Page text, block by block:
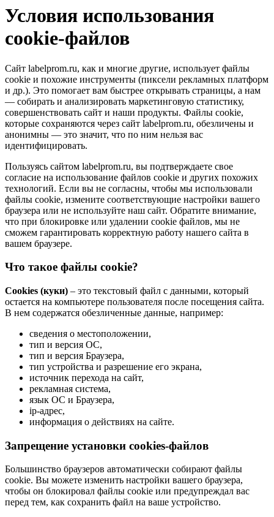
Условия использования
cookie-файлов
Сайт labelprom.ru, как и многие другие, использует файлы
cookie и похожие инструменты (пиксели рекламных платформ
и др.). Это помогает вам быстрее открывать страницы, а нам
— собирать и анализировать маркетинговую статистику,
совершенствовать сайт и наши продукты. Файлы сookie,
которые сохраняются через сайт labelprom.ru, обезличены и
анонимны — это значит, что по ним нельзя вас
идентифицировать.
Пользуясь сайтом labelprom.ru, вы подтверждаете свое
согласие на использование файлов cookie и других похожих
технологий. Если вы не согласны, чтобы мы использовали
файлы cookie, измените соответствующие настройки вашего
браузера или не используйте наш сайт. Обратите внимание,
что при блокировке или удалении cookie файлов, мы не
сможем гарантировать корректную работу нашего сайта в
вашем браузере.
Что такое файлы cookie?
Cookies (куки) – это текстовый файл с данными, который
остается на компьютере пользователя после посещения сайта.
В нем содержатся обезличенные данные, например:
сведения о местоположении,
тип и версия ОС,
тип и версия Браузера,
тип устройства и разрешение его экрана,
источник перехода на сайт,
рекламная система,
язык ОС и Браузера,
ip-адрес,
информация о действиях на сайте.
Запрещение установки cookies-файлов
Большинство браузеров автоматически собирают файлы
cookie. Вы можете изменить настройки вашего браузера,
чтобы он блокировал файлы cookie или предупреждал вас
перед тем, как сохранить файл на ваше устройство.